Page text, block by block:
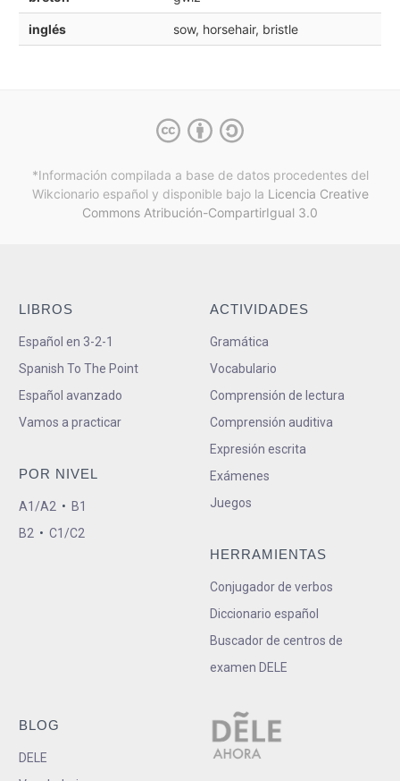
inglés sow, horsehair, bristle
*Información compilada a base de datos procedentes del
Wikcionario español y disponible bajo la Licencia Creative
Commons Atribución-CompartirIgual 3.0
LIBROS
Español en 3-2-1
Spanish To The Point
Español avanzado
Vamos a practicar
POR NIVEL
A1/A2 • B1
B2 • C1/C2
ACTIVIDADES
Gramática
Vocabulario
Comprensión de lectura
Comprensión auditiva
Expresión escrita
Exámenes
Juegos
HERRAMIENTAS
Conjugador de verbos
Diccionario español
Buscador de centros de
examen DELE
BLOG
DELE